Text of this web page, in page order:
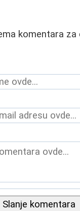
komentara za
Slanje komentara